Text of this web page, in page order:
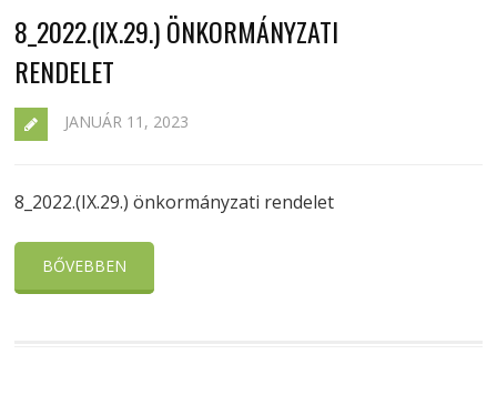
8_2022.(IX.29.) ÖNKORMÁNYZATI
RENDELET
JANUÁR 11, 2023
8_2022.(IX.29.) önkormányzati rendelet
BŐVEBBEN